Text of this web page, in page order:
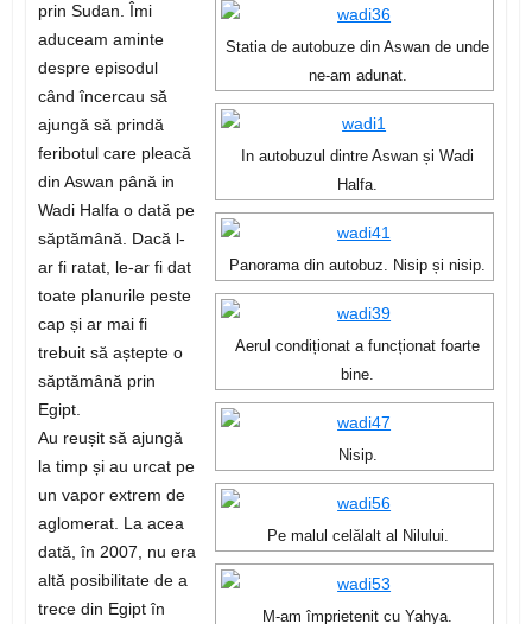
Statia de autobuze din Aswan de unde
ne-am adunat.
In autobuzul dintre Aswan și Wadi
Halfa.
Panorama din autobuz. Nisip și nisip.
Aerul condiționat a funcționat foarte
bine.
Nisip.
Pe malul celălalt al Nilului.
M-am împrietenit cu Yahya.
prin Sudan. Îmi
aduceam aminte
despre episodul
când încercau să
ajungă să prindă
feribotul care pleacă
din Aswan până in
Wadi Halfa o dată pe
săptămână. Dacă l-
ar fi ratat, le-ar fi dat
toate planurile peste
cap și ar mai fi
trebuit să aștepte o
săptămână prin
Egipt.
Au reușit să ajungă
la timp și au urcat pe
un vapor extrem de
aglomerat. La acea
dată, în 2007, nu era
altă posibilitate de a
trece din Egipt în